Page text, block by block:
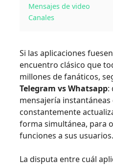
Mensajes de video
Canales
Si las aplicaciones
encuentro clásico que
millones de fanáticos,
Telegram vs Whatsapp:
mensajería instantáneas
constantemente
forma simultánea, para
funciones a sus usuarios.
La disputa entre cuál